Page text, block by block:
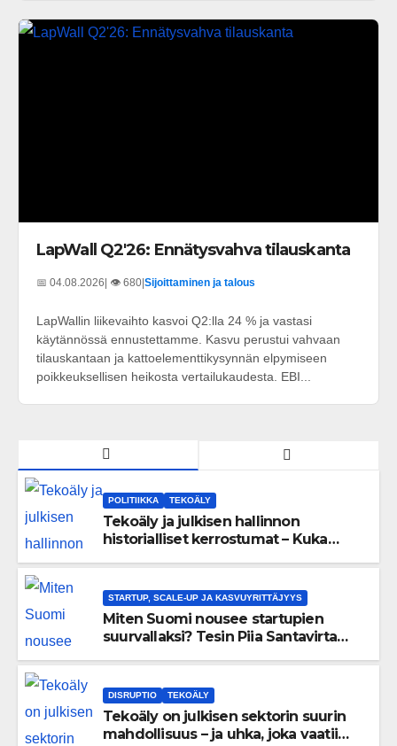
LapWall Q2'26: Ennätysvahva tilauskanta
📅 04.08.2026| 👁️ 680|Sijoittaminen ja talous
LapWallin liikevaihto kasvoi Q2:lla 24 % ja vastasi
käytännössä ennustettamme. Kasvu perustui vahvaan
tilauskantaan ja kattoelementtikysynnän elpymiseen
poikkeuksellisen heikosta vertailukaudesta. EBI...
POLITIIKKA TEKOÄLY
Tekoäly ja julkisen hallinnon
historialliset kerrostumat – Kuka
STARTUP, SCALE-UP JA KASVUYRITTÄJYYS
Miten Suomi nousee startupien
suurvallaksi? Tesin Piia Santavirta
DISRUPTIO TEKOÄLY
Tekoäly on julkisen sektorin suurin
mahdollisuus – ja uhka, joka vaatii